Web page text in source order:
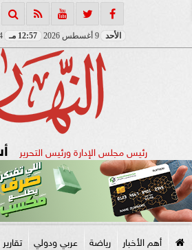
الأحد 12:57 مـ 24
رئيس مجلس الإدارة ورئيس التحرير
أهم الأخبار رياضة عربي ودولي